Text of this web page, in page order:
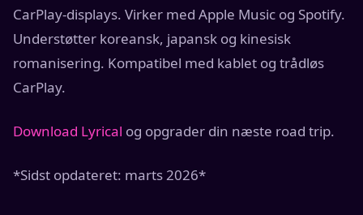
CarPlay-displays. Virker med Apple Music og Spotify.
Understøtter koreansk, japansk og kinesisk
romanisering. Kompatibel med kablet og trådløs
CarPlay.
Download Lyrical og opgrader din næste road trip.
*Sidst opdateret: marts 2026*